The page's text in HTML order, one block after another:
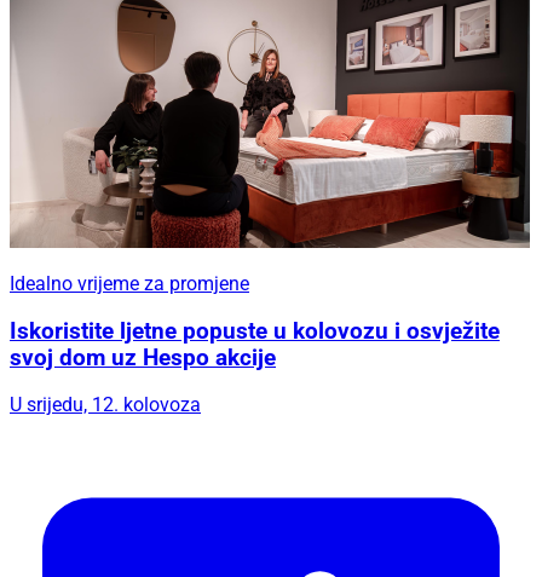
Idealno vrijeme za promjene
Iskoristite ljetne popuste u kolovozu i osvježite
svoj dom uz Hespo akcije
U srijedu, 12. kolovoza